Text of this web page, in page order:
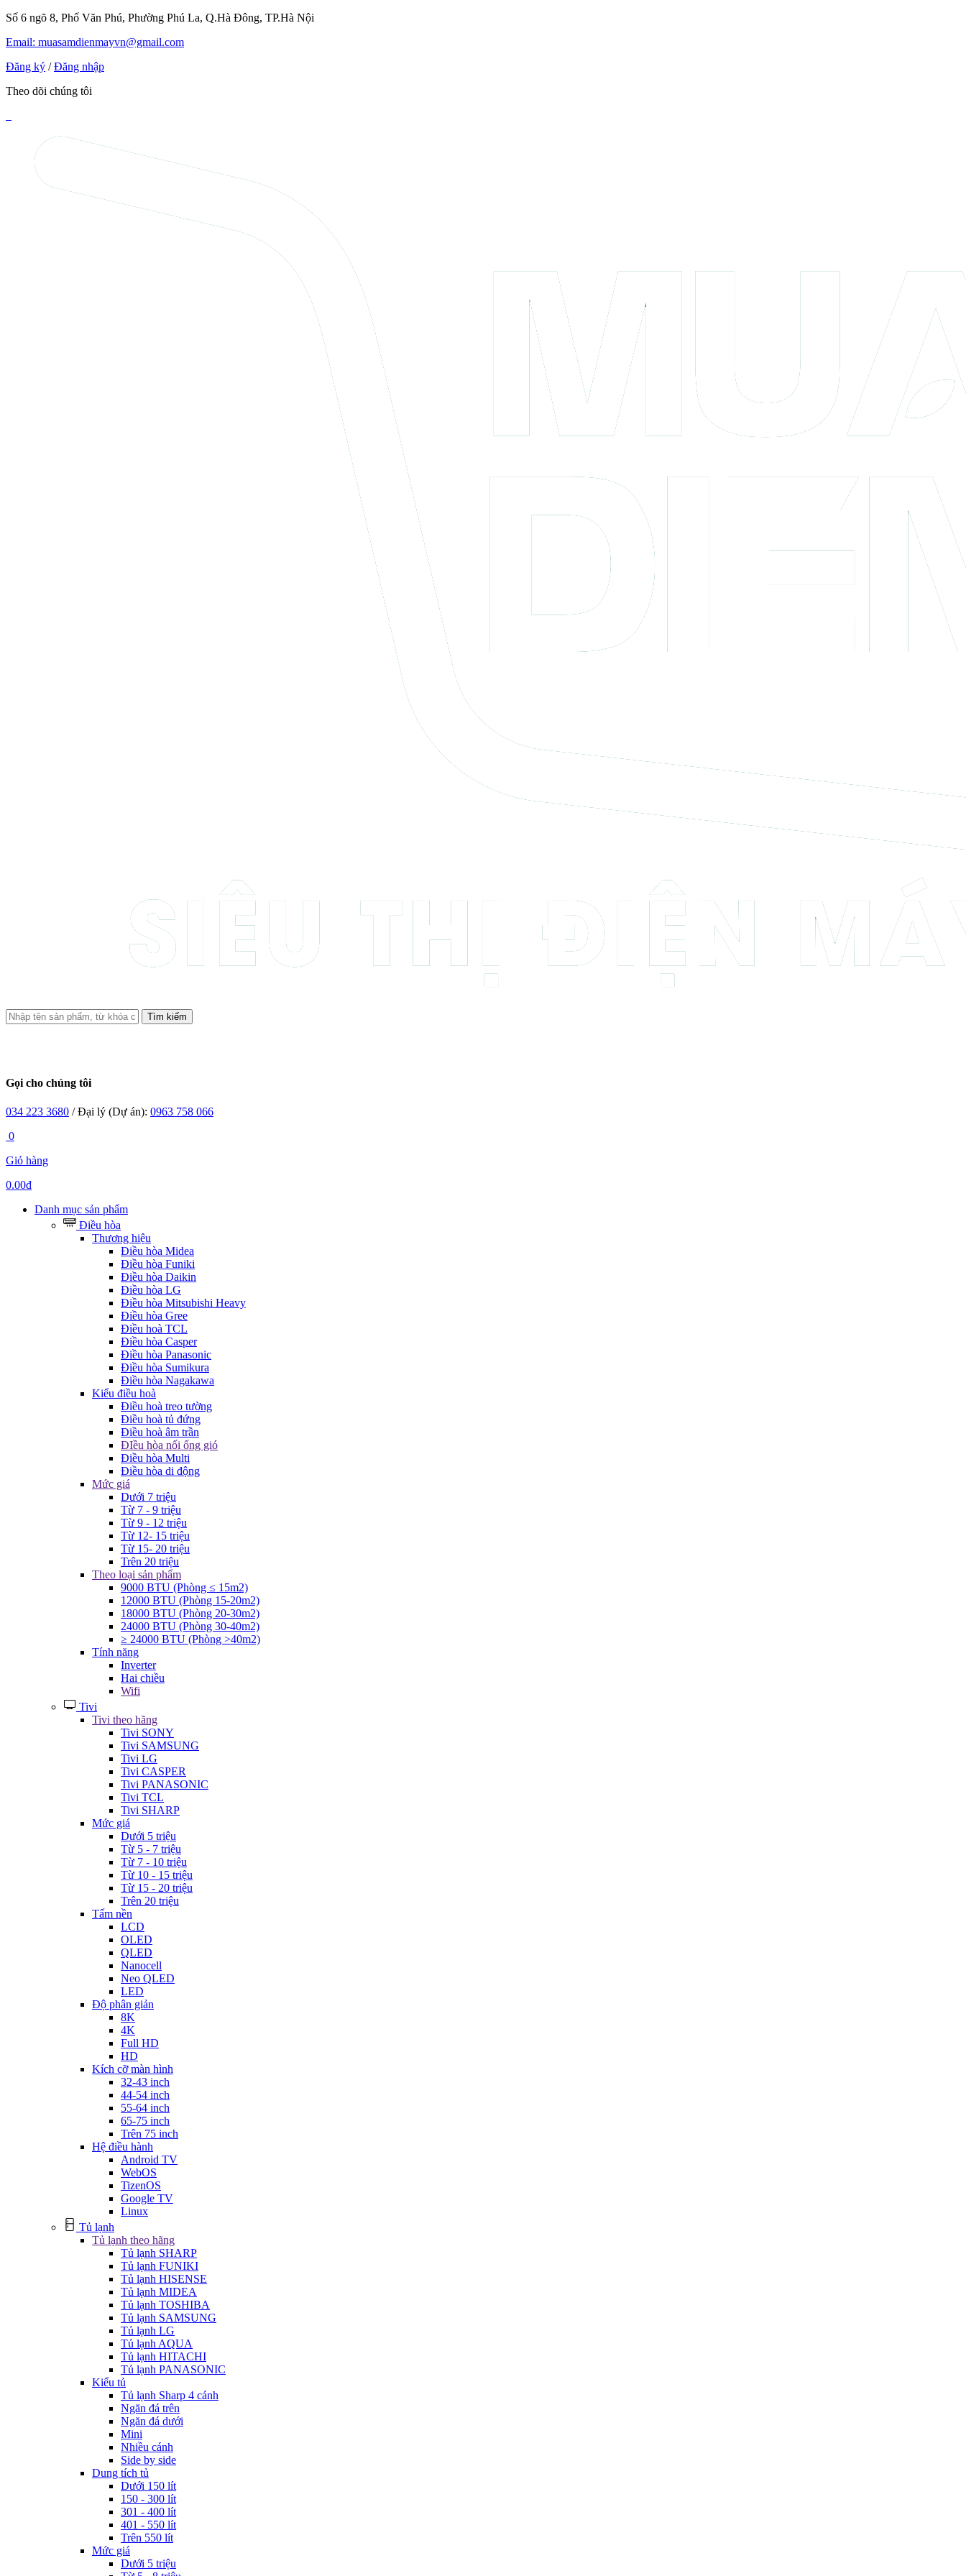
Số 6 ngõ 8, Phố Văn Phú, Phường Phú La, Q.Hà Đông, TP.Hà Nội
Email: muasamdienmayvn@gmail.com
Đăng ký / Đăng nhập
Theo dõi chúng tôi
Tìm kiếm
Gọi cho chúng tôi
034 223 3680 / Đại lý (Dự án): 0963 758 066
0
Giỏ hàng
0.00đ
Danh mục sản phẩm
Điều hòa
Thương hiệu
Điều hòa Midea
Điều hòa Funiki
Điều hòa Daikin
Điều hòa LG
Điều hòa Mitsubishi Heavy
Điều hòa Gree
Điều hoà TCL
Điều hòa Casper
Điều hòa Panasonic
Điều hòa Sumikura
Điều hòa Nagakawa
Kiểu điều hoà
Điều hoà treo tường
Điều hoà tủ đứng
Điều hoà âm trần
ĐIều hòa nối ống gió
Điều hòa Multi
Điều hòa di động
Mức giá
Dưới 7 triệu
Từ 7 - 9 triệu
Từ 9 - 12 triệu
Từ 12- 15 triệu
Từ 15- 20 triệu
Trên 20 triệu
Theo loại sản phẩm
9000 BTU (Phòng ≤ 15m2)
12000 BTU (Phòng 15-20m2)
18000 BTU (Phòng 20-30m2)
24000 BTU (Phòng 30-40m2)
≥ 24000 BTU (Phòng >40m2)
Tính năng
Inverter
Hai chiều
Wifi
Tivi
Tivi theo hãng
Tivi SONY
Tivi SAMSUNG
Tivi LG
Tivi CASPER
Tivi PANASONIC
Tivi TCL
Tivi SHARP
Mức giá
Dưới 5 triệu
Từ 5 - 7 triệu
Từ 7 - 10 triệu
Từ 10 - 15 triệu
Từ 15 - 20 triệu
Trên 20 triệu
Tấm nền
LCD
OLED
QLED
Nanocell
Neo QLED
LED
Độ phân giản
8K
4K
Full HD
HD
Kích cỡ màn hình
32-43 inch
44-54 inch
55-64 inch
65-75 inch
Trên 75 inch
Hệ điều hành
Android TV
WebOS
TizenOS
Google TV
Linux
Tủ lạnh
Tủ lạnh theo hãng
Tủ lạnh SHARP
Tủ lạnh FUNIKI
Tủ lạnh HISENSE
Tủ lạnh MIDEA
Tủ lạnh TOSHIBA
Tủ lạnh SAMSUNG
Tủ lạnh LG
Tủ lạnh AQUA
Tủ lạnh HITACHI
Tủ lạnh PANASONIC
Kiểu tủ
Tủ lạnh Sharp 4 cánh
Ngăn đá trên
Ngăn đá dưới
Mini
Nhiều cánh
Side by side
Dung tích tủ
Dưới 150 lít
150 - 300 lít
301 - 400 lít
401 - 550 lít
Trên 550 lít
Mức giá
Dưới 5 triệu